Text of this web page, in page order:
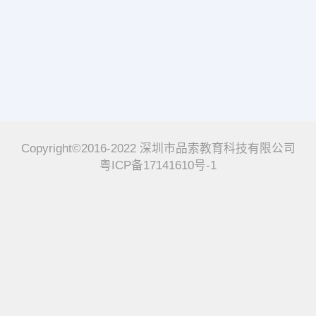
Copyright©2016-2022 深圳市品索教育科技有限公司
粤ICP备17141610号-1